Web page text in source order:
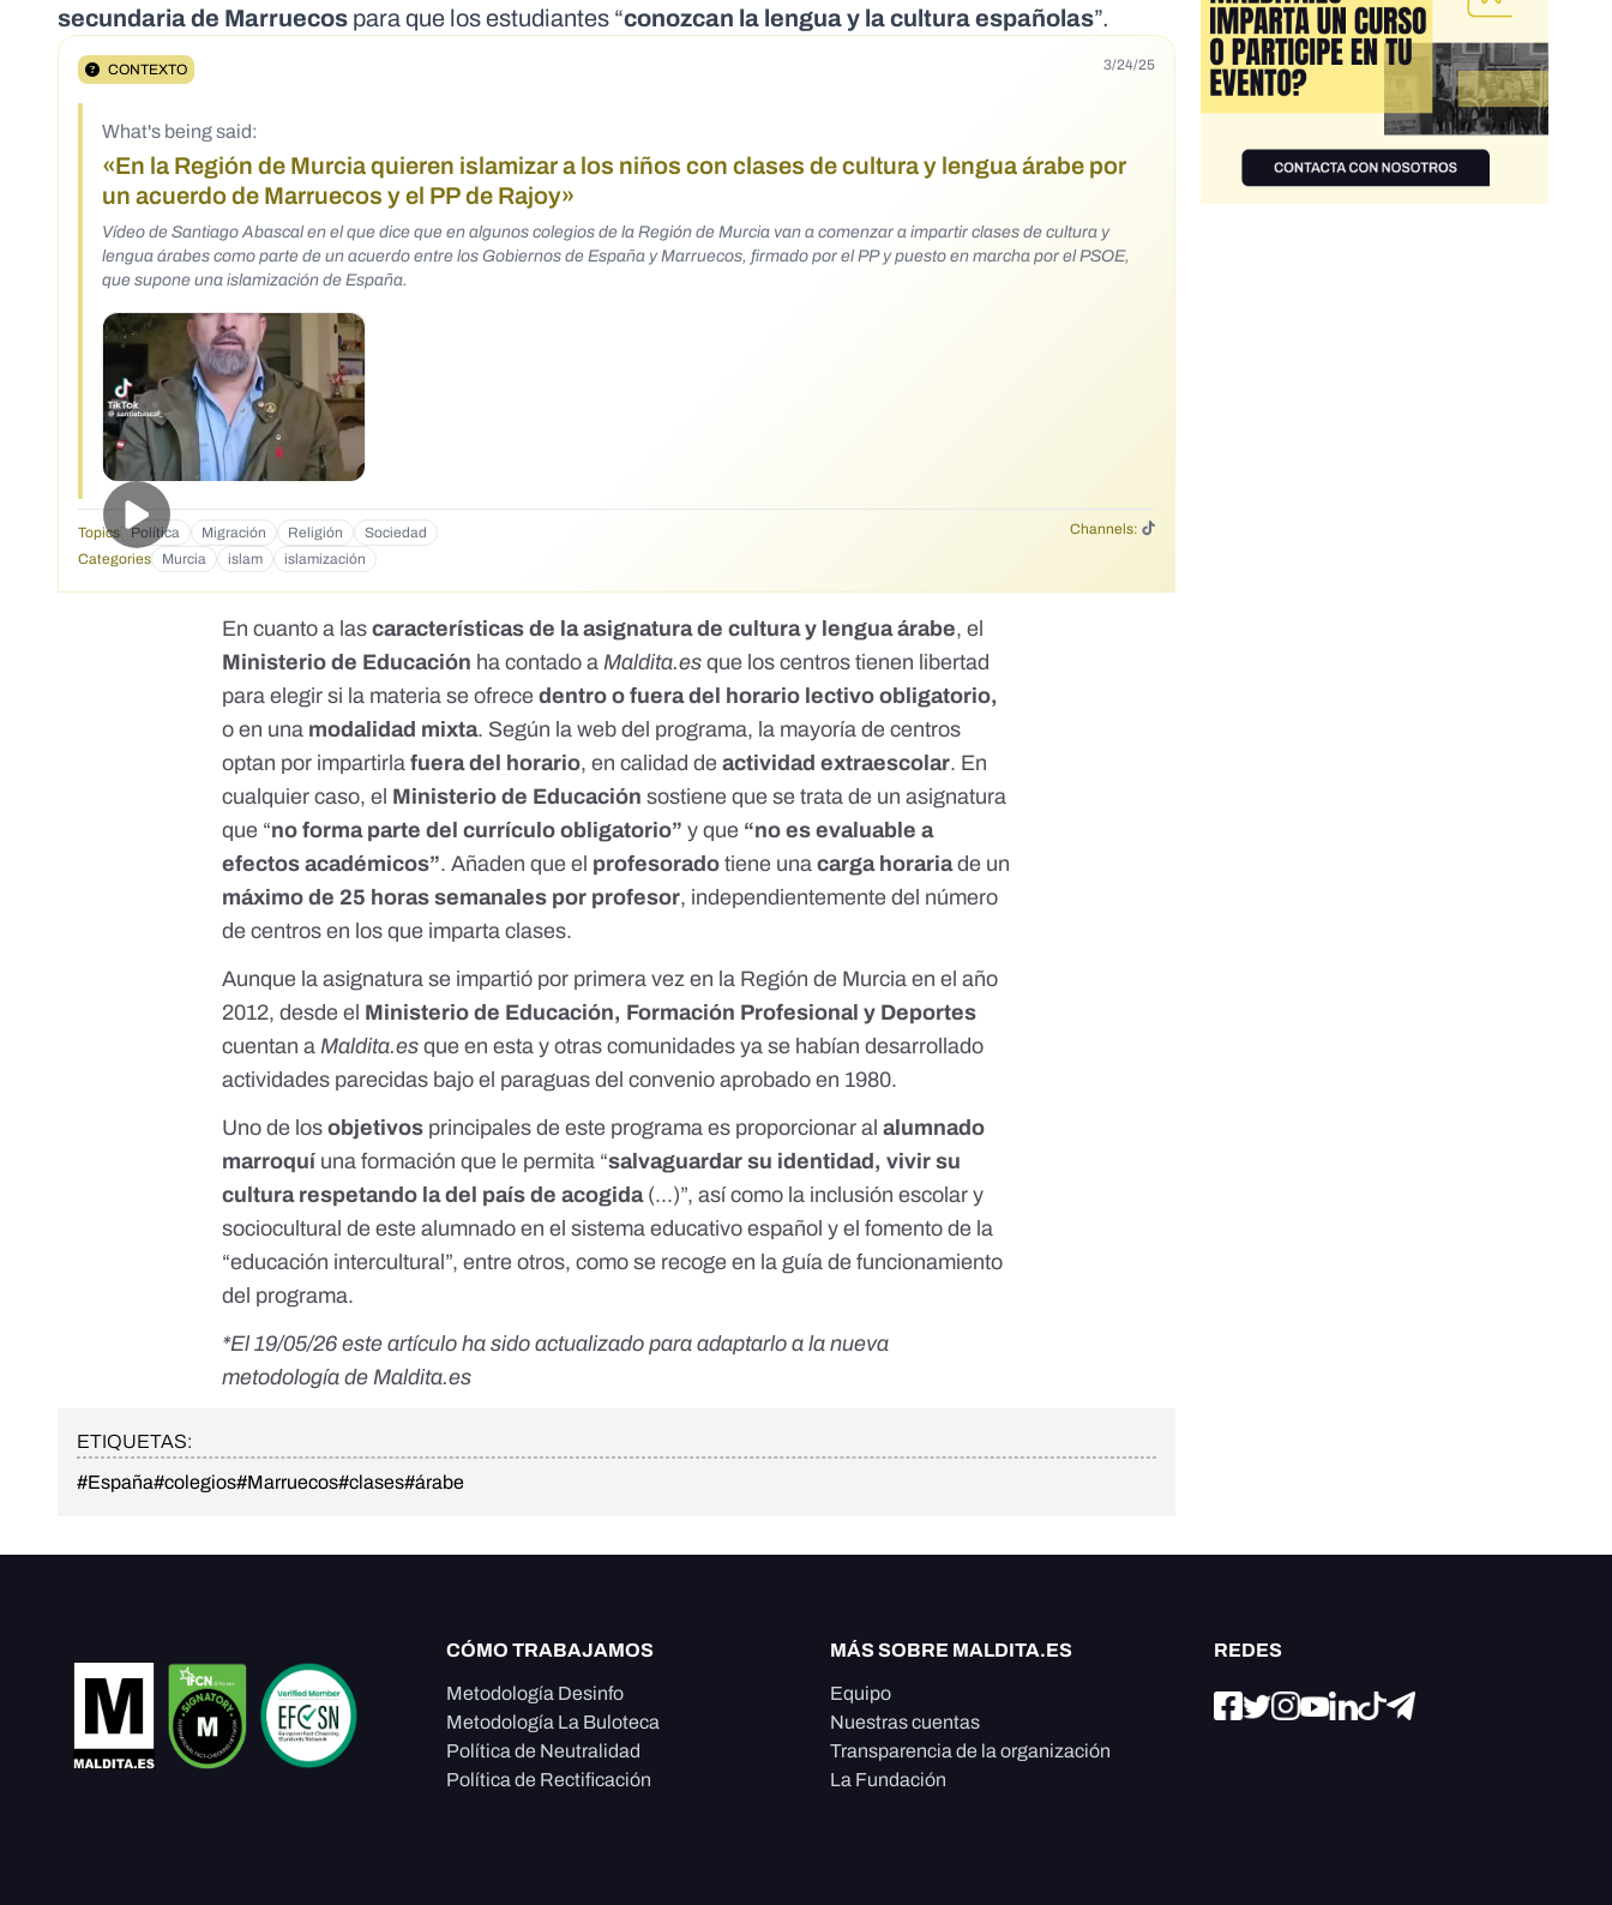
secundaria de Marruecos para que los estudiantes “conozcan la lengua y la cultura españolas”.
CONTEXTO 3/24/25
What's being said:
«En la Región de Murcia quieren islamizar a los niños con clases de cultura y lengua árabe por
un acuerdo de Marruecos y el PP de Rajoy»
Vídeo de Santiago Abascal en el que dice que en algunos colegios de la Región de Murcia van a comenzar a impartir clases de cultura y
lengua árabes como parte de un acuerdo entre los Gobiernos de España y Marruecos, firmado por el PP y puesto en marcha por el PSOE,
que supone una islamización de España.
Topics Política Migración Religión Sociedad
Channels:
Categories
Murcia islam islamización
En cuanto a lascaracterísticas de la asignatura de cultura y lengua árabe, el
Ministerio de Educación ha contado aMaldita.es que los centros tienen libertad
para elegir si la materia se ofrecedentro o fuera del horario lectivo obligatorio,
o en una modalidad mixta. Según laweb del programa, la mayoría de centros
optan por impartirlafuera del horario, en calidad deactividad extraescolar. En
cualquier caso, el Ministerio de Educación sostiene que se trata de un asignatura
que “no forma parte del currículo obligatorio” y que “no es evaluable a
efectos académicos”. Añaden que el profesorado tiene unacarga horariade un
máximo de 25 horas semanales por profesor, independientemente del número
de centros en los que imparta clases.
Aunque la asignatura se impartió por primera vez en la Región de Murcia en el año
2012, desde el Ministerio de Educación, Formación Profesional y Deportes
cuentan aMaldita.es que en esta y otras comunidades ya se habían desarrollado
actividades parecidas bajo el paraguas del convenio aprobado en 1980.
Uno de losobjetivos principales de este programa es proporcionar alalumnado
marroquí una formación que le permita “salvaguardar su identidad, vivir su
cultura respetando la del país de acogida(...)”, así como la inclusión escolar y
sociocultural de este alumnado en el sistema educativo español y el fomento de la
“educación intercultural”, entre otros, como se recoge en laguía de funcionamiento
del programa.
*El 19/05/26 este artículo ha sido actualizado para adaptarlo a la nueva
metodología de Maldita.es
ETIQUETAS:
#España#colegios#Marruecos#clases#árabe
CÓMO TRABAJAMOS
Metodología Desinfo
Metodología La Buloteca
Política de Neutralidad
Política de Rectificación
MÁS SOBRE MALDITA.ES
Equipo
Nuestras cuentas
Transparencia de la organización
La Fundación
REDES